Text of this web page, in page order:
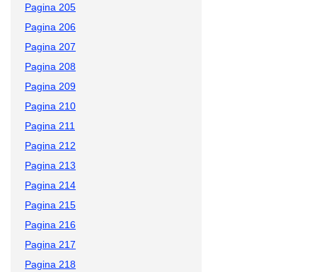
Pagina 205
Pagina 206
Pagina 207
Pagina 208
Pagina 209
Pagina 210
Pagina 211
Pagina 212
Pagina 213
Pagina 214
Pagina 215
Pagina 216
Pagina 217
Pagina 218